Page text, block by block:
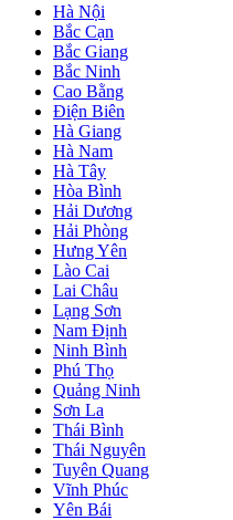
Hà Nội
Bắc Cạn
Bắc Giang
Bắc Ninh
Cao Bằng
Điện Biên
Hà Giang
Hà Nam
Hà Tây
Hòa Bình
Hải Dương
Hải Phòng
Hưng Yên
Lào Cai
Lai Châu
Lạng Sơn
Nam Định
Ninh Bình
Phú Thọ
Quảng Ninh
Sơn La
Thái Bình
Thái Nguyên
Tuyên Quang
Vĩnh Phúc
Yên Bái